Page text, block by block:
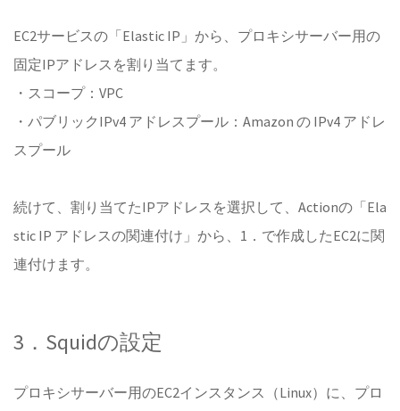
EC2サービスの「Elastic IP」から、プロキシサーバー用の
固定IPアドレスを割り当てます。
・スコープ：VPC
・パブリックIPv4 アドレスプール：Amazon の IPv4 アドレ
スプール
続けて、割り当てたIPアドレスを選択して、Actionの「Ela
stic IP アドレスの関連付け」から、1．で作成したEC2に関
連付けます。
3．Squidの設定
プロキシサーバー用のEC2インスタンス（Linux）に、プロ